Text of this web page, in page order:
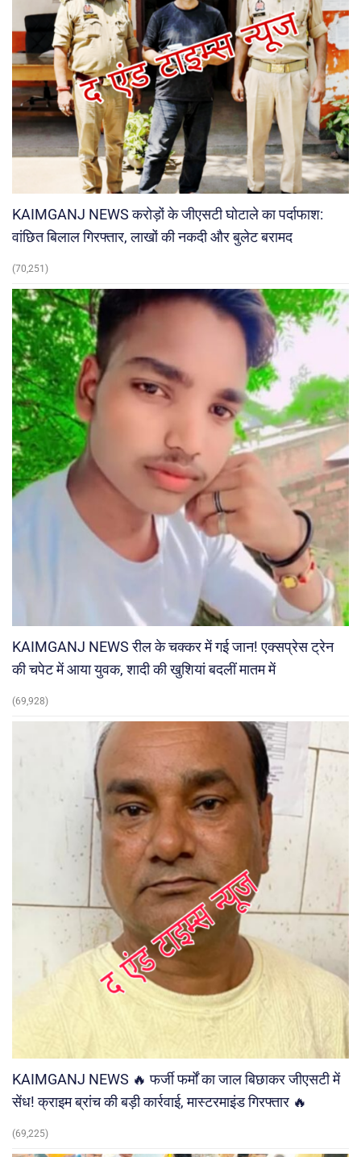
KAIMGANJ NEWS करोड़ों के जीएसटी घोटाले का पर्दाफाश:
वांछित बिलाल गिरफ्तार, लाखों की नकदी और बुलेट बरामद
(70,251)
KAIMGANJ NEWS रील के चक्कर में गई जान! एक्सप्रेस ट्रेन
की चपेट में आया युवक, शादी की खुशियां बदलीं मातम में
(69,928)
KAIMGANJ NEWS 🔥 फर्जी फर्मों का जाल बिछाकर जीएसटी में
सेंध! क्राइम ब्रांच की बड़ी कार्रवाई, मास्टरमाइंड गिरफ्तार 🔥
(69,225)